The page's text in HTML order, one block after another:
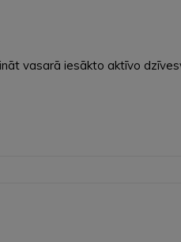
vasarā iesākto aktīvo